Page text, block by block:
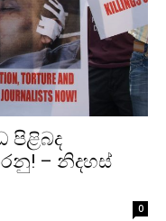
පිළිබද
– නිදහස්
0